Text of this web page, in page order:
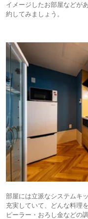
イメージしたお部屋などが
約してみましょう。
部屋には立派なシステムキ
充実していて、どんな料理
ピーラー・おろし金などの